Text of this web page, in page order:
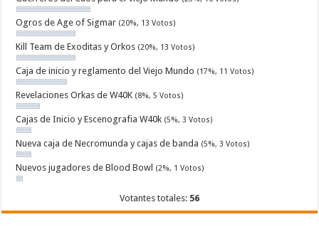
Ogros de Age of Sigmar (20%, 13 Votos)
Kill Team de Exoditas y Orkos (20%, 13 Votos)
Caja de inicio y reglamento del Viejo Mundo (17%, 11 Votos)
Revelaciones Orkas de W40K (8%, 5 Votos)
Cajas de Inicio y Escenografia W40k (5%, 3 Votos)
Nueva caja de Necromunda y cajas de banda (5%, 3 Votos)
Nuevos jugadores de Blood Bowl (2%, 1 Votos)
Votantes totales: 56